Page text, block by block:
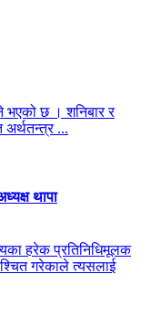
भएको छ । शनिबार र
अर्थतन्त्र ...
थापा
हरेक प्रतिनिधिमूलक
गरेकाले त्यसलाई